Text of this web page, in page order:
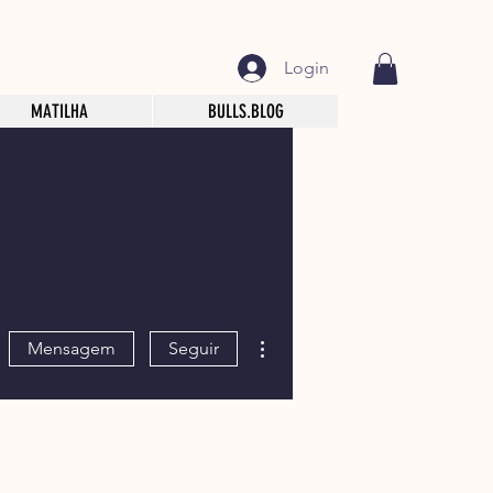
Login
MATILHA BULLS.BLOG
Mensagem Seguir